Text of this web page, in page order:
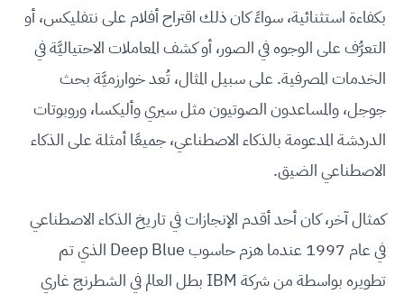
بكفاءة استثنائية، سواءً كان ذلك اقتراح أفلام على نتفليكس، أو
التعرُّف على الوجوه في الصور، أو كشف المعاملات الاحتياليَّة في
الخدمات المصرفية. على سبيل المثال، تُعد خوارزميَّة بحث
جوجل، والمساعدون الصوتيون مثل سيري وأليكسا، وروبوتات
الدردشة المدعومة بالذكاء الاصطناعي، جميعًا أمثلة على الذكاء
الاصطناعي الضيق.
كمثال آخر، كان أحد أقدم الإنجازات في تاريخ الذكاء الاصطناعي
في عام 1997 عندما هزم حاسوب Deep Blue الذي تم
تطويره بواسطة من شركة IBM بطل العالم في الشطرنج غاري